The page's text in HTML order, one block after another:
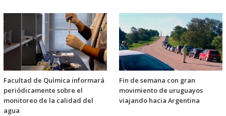
Facultad de Química informará
periódicamente sobre el
monitoreo de la calidad del
agua
Fin de semana con gran
movimiento de uruguayos
viajando hacia Argentina